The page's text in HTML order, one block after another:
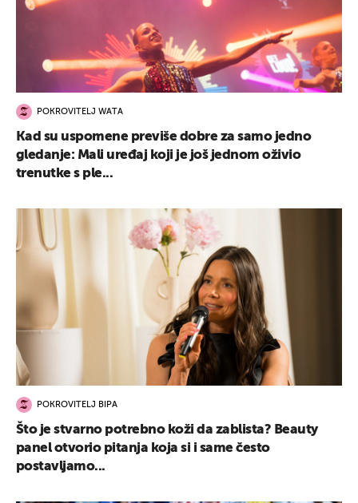
POKROVITELJ WATA
Kad su uspomene previše dobre za samo jedno
gledanje: Mali uređaj koji je još jednom oživio
trenutke s ple...
POKROVITELJ BIPA
Što je stvarno potrebno koži da zablista? Beauty
panel otvorio pitanja koja si i same često
postavljamo...